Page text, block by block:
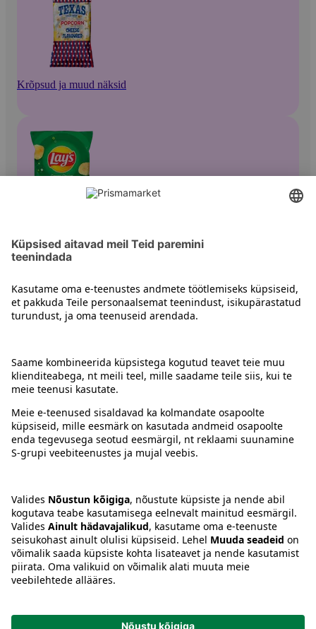
Krõpsud ja muud näksid
Kartulikrõpsud
Juhised
Tingimused
Keel:ETENRU